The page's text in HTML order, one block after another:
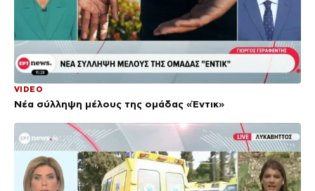
VIDEO
Νέα σύλληψη μέλους της ομάδας «Έντικ»